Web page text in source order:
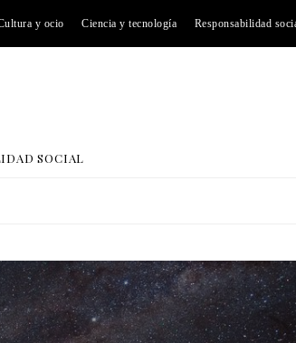
y ocio Ciencia y tecnología Responsabilidad
SOCIAL